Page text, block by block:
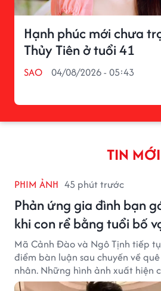
Hạnh phúc mới chưa
Thủy Tiên ở tuổi 41
SAO 04/08/2026 - 05:43
TIN MỚI
PHIM ẢNH 45 phút trước
Phản ứng gia đình bạn
khi con rể bằng tuổi bố
Mã Cảnh Đào và Ngô Tịnh tiếp
điểm bàn luận sau chuyến về
nhân. Những hình ảnh xuất hiện
Mã Cảnh Đào đang thu hút sự